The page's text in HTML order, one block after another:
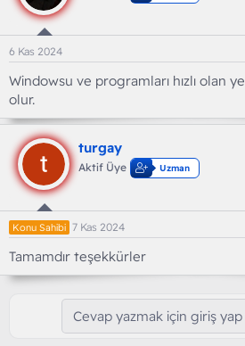
6 Kas 2024
Windowsu ve programları hızlı olan
olur.
turgay
Aktif Üye Uzman
Konu Sahibi 7 Kas 2024
Tamamdır teşekkürler
Cevap yazmak için giriş yap